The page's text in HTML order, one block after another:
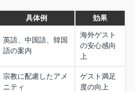
具体例 効果
英語、中国語、韓国
語の案内
海外ゲスト
の安心感向
上
宗教に配慮したアメ
ニティ
ゲスト満足
度の向上